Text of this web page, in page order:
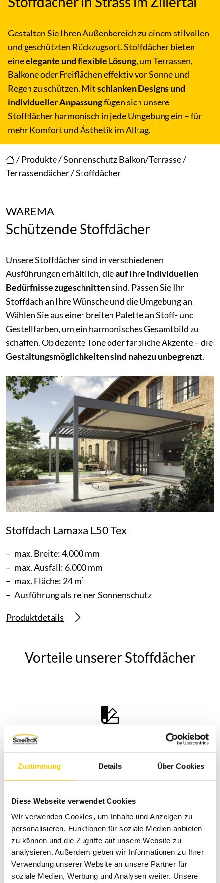
Zustimmung Details Über Cookies
Diese Webseite verwendet Cookies
Wir verwenden Cookies, um Inhalte und Anzeigen zu
personalisieren, Funktionen für soziale Medien anbieten
zu können und die Zugriffe auf unsere Website zu
analysieren. Außerdem geben wir Informationen zu Ihrer
Verwendung unserer Website an unsere Partner für
soziale Medien, Werbung und Analysen weiter. Unsere
/Produkte/Sonnenschutz Balkon/Terrasse/
Terrassendächer/Stoffdächer
Gestalten Sie Ihren Außenbereich zu einem stilvollen
und geschützten Rückzugsort. Stoffdächer bieten
eineelegante und flexible Lösung, um Terrassen,
Balkone oder Freiflächen effektiv vor Sonne und
Regen zu schützen. Mitschlanken Designs und
individueller Anpassungfügen sich unsere
Stoffdächer harmonisch in jede Umgebung ein – für
mehr Komfort und Ästhetik im Alltag.
WAREMA
Schützende Stoffdächer
Unsere Stoffdächer sind in verschiedenen
Ausführungen erhältlich, dieauf Ihre individuellen
Bedürfnisse zugeschnittensind. Passen Sie Ihr
Stoffdach an Ihre Wünsche und die Umgebung an.
Wählen Sie aus einer breiten Palette an Stoff- und
Gestellfarben, um ein harmonisches Gesamtbild zu
schaffen. Ob dezente Töne oder farbliche Akzente – die
Gestaltungsmöglichkeiten sind nahezu unbegrenzt.
Stoffdach Lamaxa L50 Tex
max. Breite: 4.000 mm
max. Ausfall: 6.000 mm
max. Fläche: 24 m²
Ausführung als reiner Sonnenschutz
Produktdetails
Vorteile unserer Stoffdächer
Maßgeschneiderte Lösungen für Terrasse, Balkon,
Freiflächen
Hochwertige Stoffe mit umfangreicher Farbauswahl